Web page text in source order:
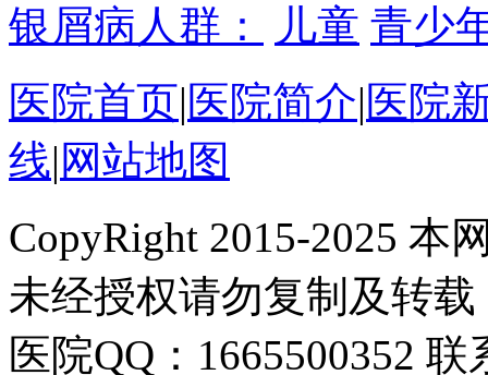
银屑病人群：
儿童 青少
医院首页|医院简介|医院
线| 网站地图
CopyRight 2015-2025 本
未经授权请勿复制及转载
医院QQ：1665500352